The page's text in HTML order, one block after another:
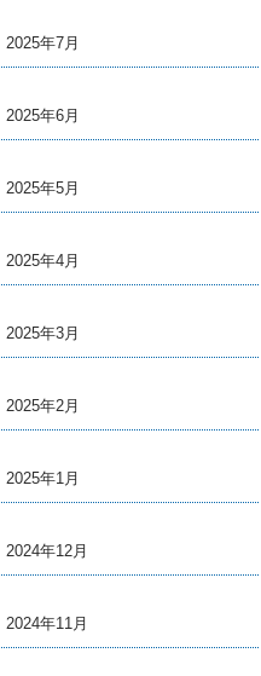
2025年7月
2025年6月
2025年5月
2025年4月
2025年3月
2025年2月
2025年1月
2024年12月
2024年11月